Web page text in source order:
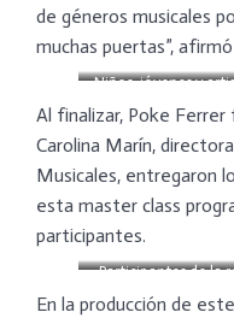
de géneros musicales
muchas puertas”,
Niños, jóvenes y
Al finalizar, Poke
Carolina Marín,
Musicales, entregaron
esta master class
participantes.
Participantes de la
En la producción de